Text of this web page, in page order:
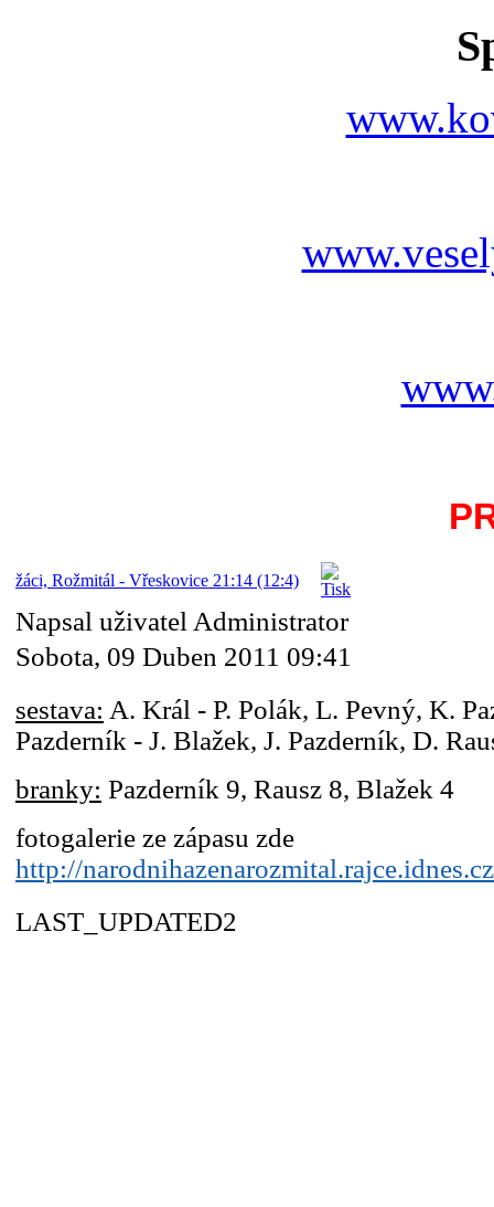
žáci, Rožmitál - Vřeskovice 21:14 (12:4)
Napsal uživatel Administrator
Sobota, 09 Duben 2011 09:41
sestava: A. Král - P. Polák, L. Pevný, K.
Pazderník - J. Blažek, J. Pazderník, D.
branky: Pazderník 9, Rausz 8, Blažek 4
fotogalerie ze zápasu zde
http://
LAST_UPDATED2